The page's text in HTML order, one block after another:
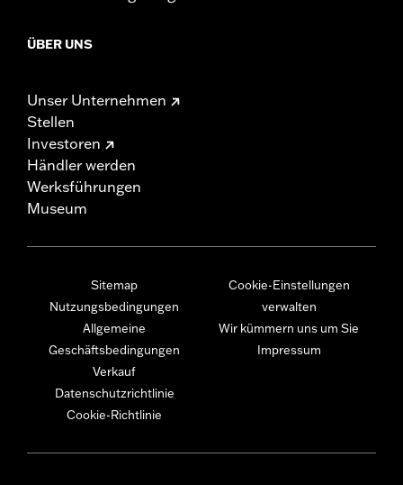
ÜBER UNS
Unser Unternehmen
Stellen
Investoren
Händler werden
Werksführungen
Museum
Sitemap
Nutzungsbedingungen
Allgemeine
Geschäftsbedingungen
Verkauf
Datenschutzrichtlinie
Cookie-Richtlinie
Cookie-Einstellungen
verwalten
Wir kümmern uns um Sie
Impressum